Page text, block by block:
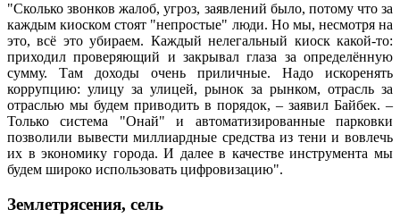
"Сколько звонков жалоб, угроз, заявлений было, потому что за
каждым киоском стоят "непростые" люди. Но мы, несмотря на
это, всё это убираем. Каждый нелегальный киоск какой-то:
приходил проверяющий и закрывал глаза за определённую
сумму. Там доходы очень приличные. Надо искоренять
коррупцию: улицу за улицей, рынок за рынком, отрасль за
отраслью мы будем приводить в порядок, – заявил Байбек. –
Только система "Онай" и автоматизированные парковки
позволили вывести миллиардные средства из тени и вовлечь
их в экономику города. И далее в качестве инструмента мы
будем широко использовать цифровизацию".
Землетрясения, сель